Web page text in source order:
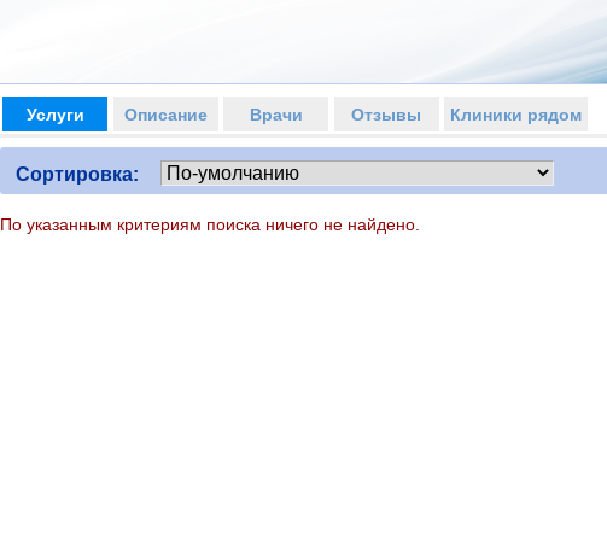
Услуги Описание Врачи Отзывы Клиники рядом
Сортировка:
По указанным критериям поиска ничего не найдено.